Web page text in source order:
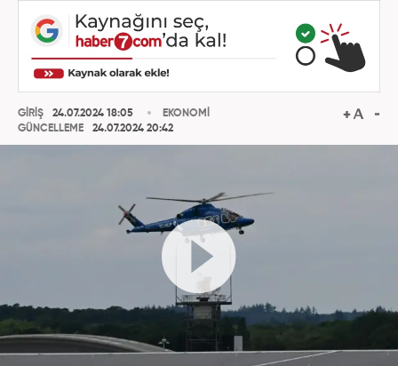
GİRİŞ
24.07.2024 18:05
GÜNCELLEME
24.07.2024 20:42
EKONOMİ